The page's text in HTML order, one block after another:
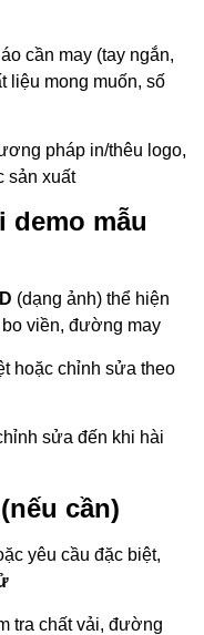
cần may (tay ngắn,
liệu mong muốn, số
pháp in/thêu logo,
sản xuất
demo mẫu
(dạng ảnh) thể hiện
viền, đường may
hoặc chỉnh sửa theo
sửa đến khi hài
cần)
yêu cầu đặc biệt,
tra chất vải, đường